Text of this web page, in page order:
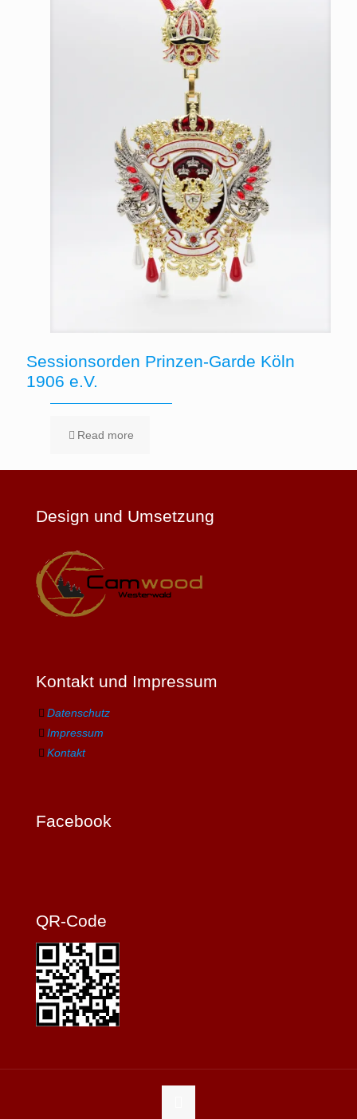
Sessionsorden Prinzen-Garde Köln
1906 e.V.
Read more
Design und Umsetzung
Kontakt und Impressum
Datenschutz
Impressum
Kontakt
Facebook
QR-Code